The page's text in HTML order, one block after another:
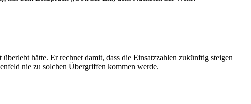
hätte. Er rechnet damit, dass die Einsatzzahlen zukünftig steigen
nie zu solchen Übergriffen kommen werde.